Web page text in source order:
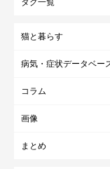
猫と暮らす
病気・症状データベー
コラム
画像
まとめ